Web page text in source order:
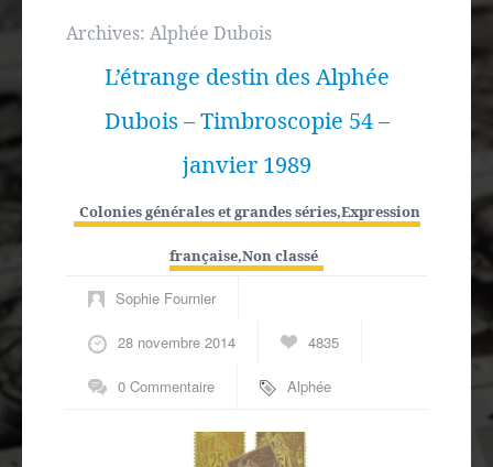
Expression française
Outre-mer
Autres spécialités
Archives: Alphée Dubois
L’étrange destin des Alphée
Dubois – Timbroscopie 54 –
janvier 1989
Colonies générales et grandes séries,Expression
française,Non classé
Sophie Fournier
28 novembre 2014 4835
0 Commentaire
Alphée